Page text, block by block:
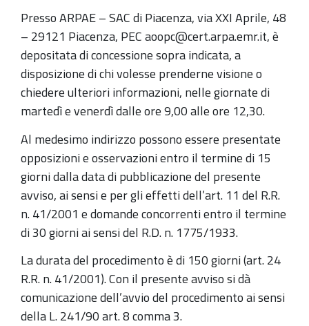
Presso ARPAE – SAC di Piacenza, via XXI Aprile, 48
– 29121 Piacenza, PEC aoopc@cert.arpa.emr.it, è
depositata di concessione sopra indicata, a
disposizione di chi volesse prenderne visione o
chiedere ulteriori informazioni, nelle giornate di
martedì e venerdì dalle ore 9,00 alle ore 12,30.
Al medesimo indirizzo possono essere presentate
opposizioni e osservazioni entro il termine di 15
giorni dalla data di pubblicazione del presente
avviso, ai sensi e per gli effetti dell’art. 11 del R.R.
n. 41/2001 e domande concorrenti entro il termine
di 30 giorni ai sensi del R.D. n. 1775/1933.
La durata del procedimento è di 150 giorni (art. 24
R.R. n. 41/2001). Con il presente avviso si dà
comunicazione dell’avvio del procedimento ai sensi
della L. 241/90 art. 8 comma 3.